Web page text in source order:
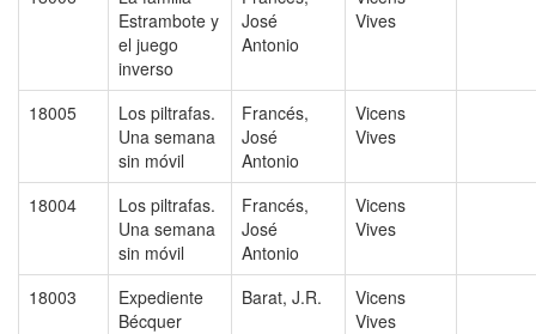
Estrambote y
el juego
inverso
José
Antonio
Vives
18005
Los piltrafas.
Una semana
sin móvil
Francés,
José
Antonio
Vicens
Vives
18004
Los piltrafas.
Una semana
sin móvil
Francés,
José
Antonio
Vicens
Vives
18003
Expediente
Bécquer
Barat, J.R.
Vicens
Vives